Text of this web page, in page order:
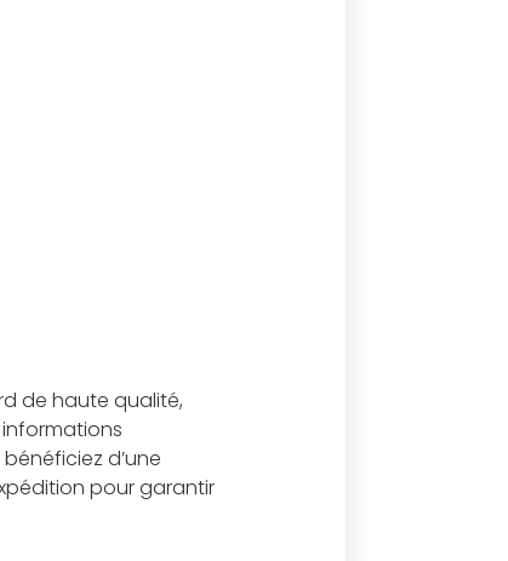
de haute qualité,
d’une
pour garantir